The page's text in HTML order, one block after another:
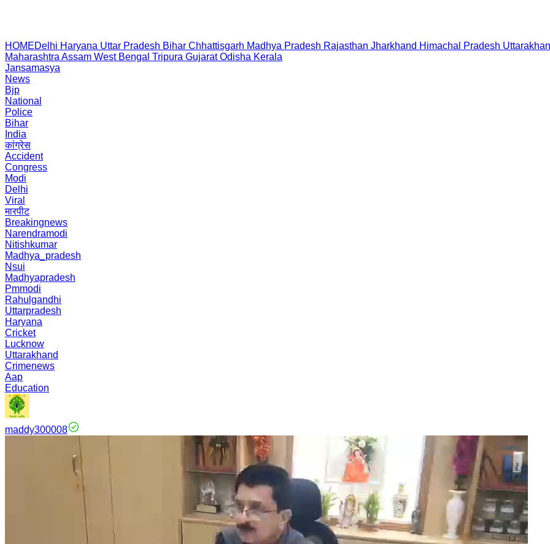
HOMEDelhi Haryana Uttar Pradesh Bihar Chhattisgarh Madhya Pradesh Rajasthan Jharkhand Himachal Pradesh
Maharashtra Assam West Bengal Tripura Gujarat Odisha Kerala
Jansamasya
News
Bjp
National
Police
Bihar
India
कांग्रेस
Accident
Congress
Modi
Delhi
Viral
मारपीट
Breakingnews
Narendramodi
Nitishkumar
Madhya_pradesh
Nsui
Madhyapradesh
Pmmodi
Rahulgandhi
Uttarpradesh
Haryana
Cricket
Lucknow
Uttarakhand
Crimenews
Aap
Education
maddy300008